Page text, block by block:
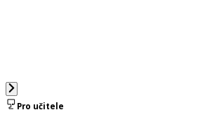
Pro učitele